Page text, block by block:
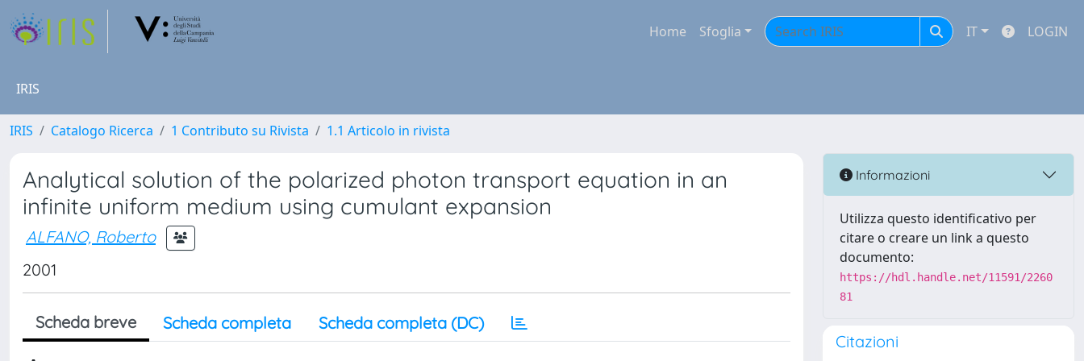
Home Sfoglia IT LOGIN
IRIS
IRIS Catalogo Ricerca 1 Contributo su Rivista 1.1 Articolo in rivista
Analytical solution of the polarized photon transport equation in an
infinite uniform medium using cumulant expansion
ALFANO, Roberto
2001
Scheda breve Scheda completa Scheda completa (DC)
Informazioni
Utilizza questo identificativo per
citare o creare un link a questo
documento:
https://hdl.handle.net/11591/2260
81
Citazioni